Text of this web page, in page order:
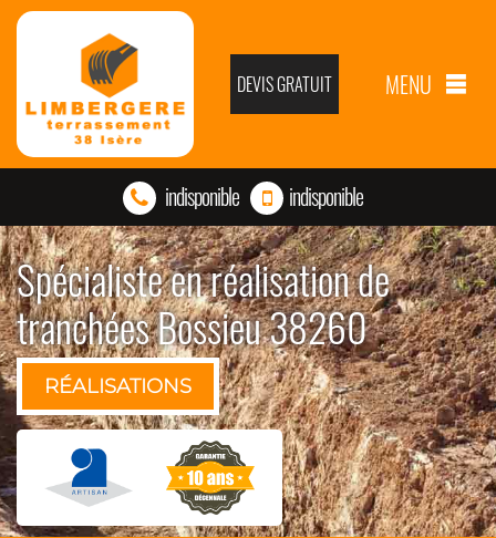
DEVIS GRATUIT MENU
indisponible indisponible
Spécialiste en réalisation de
tranchées Bossieu 38260
RÉALISATIONS